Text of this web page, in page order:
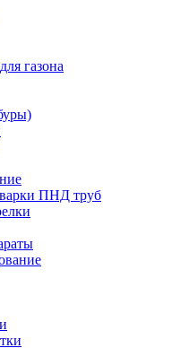
газона
ПНД труб